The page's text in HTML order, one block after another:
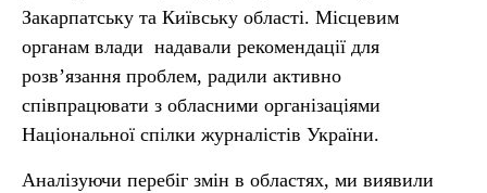
Закарпатську та Київську області. Місцевим
органам влади надавали рекомендації для
розв’язання проблем, радили активно
співпрацювати з обласними організаціями
Національної спілки журналістів України.
Аналізуючи перебіг змін в областях, ми виявили